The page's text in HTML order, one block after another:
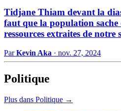
Tidjane Thiam devant la
faut que la population sache
ressources extraites de notre
ParKevin Aka · nov. 27, 2024
Politique
Plus dans Politique →